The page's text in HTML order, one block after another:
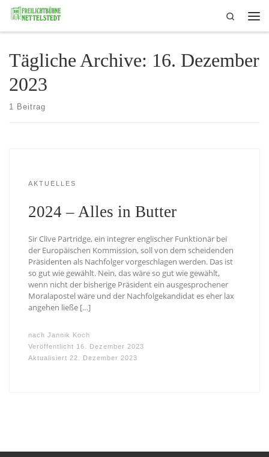
Skip to content
Search
Tägliche Archive: 16. Dezember
2023
1 Beitrag
AKTUELLES
2024 – Alles in Butter
Sir Clive Partridge, ein integrer englischer Funktionär bei
der Europäischen Kommission, soll von dem scheidenden
Präsidenten als Nachfolger vorgeschlagen werden. Das ist
so gut wie gewählt. Nein, das wäre so gut wie gewählt,
wenn nicht der bisherige Präsident ein ausgesprochener
Moralapostel wäre und der Nachfolgekandidat es eher lax
angehen ließe […]
nachJannik Koch
Veröffentlicht 16. Dezember 2023
Aktualisiert 22. Dezember 2023